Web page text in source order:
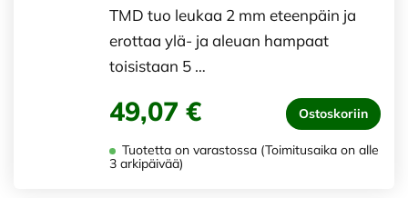
TMD tuo leukaa 2 mm eteenpäin ja
erottaa ylä- ja aleuan hampaat
toisistaan 5 …
49,07 € Ostoskoriin
Tuotetta on varastossa (Toimitusaika on alle
3 arkipäivää)